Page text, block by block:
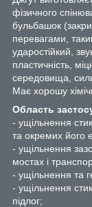
фізичного
бульбашок
перевагами,
ударостійкий,
пластичність,
середовища,
Має хорошу
Область
- ущільнення
та окремих його
- ущільнення
мостах і
- ущільнення та
- ущільнення
підлог;